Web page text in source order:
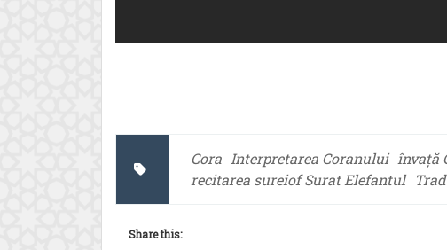
Cora Interpretarea Coranului învață
recitarea sureiof Surat Elefantul
Share this: